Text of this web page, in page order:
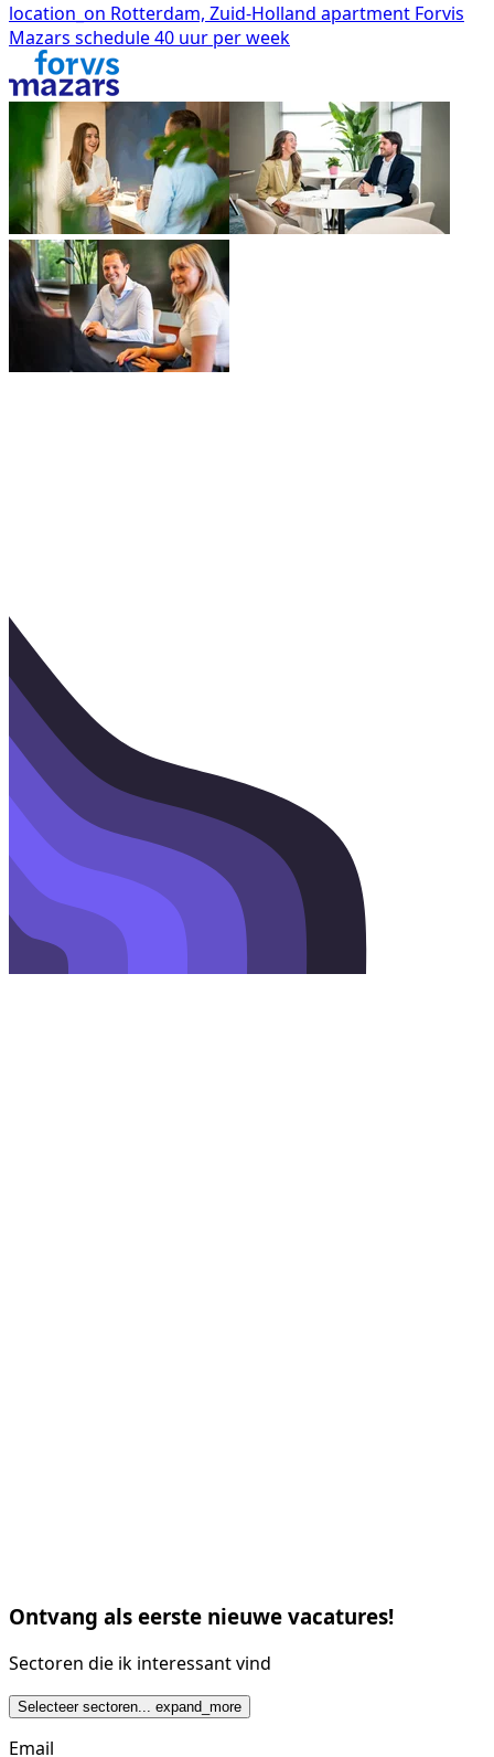
location_on Rotterdam, Zuid-Holland apartment Forvis
Mazars schedule40 uur per week
Ontvang als eerste nieuwe vacatures!
Sectoren die ik interessant vind
Selecteer sectoren... expand_more
Email